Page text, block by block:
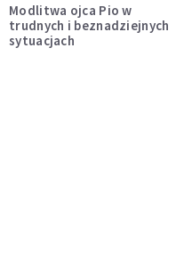
Modlitwa ojca Pio w
trudnych i beznadziejnych
sytuacjach